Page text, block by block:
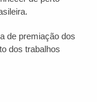
de premiação dos
dos trabalhos